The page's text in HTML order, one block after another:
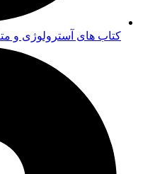
کتاب های آسترولوژی و